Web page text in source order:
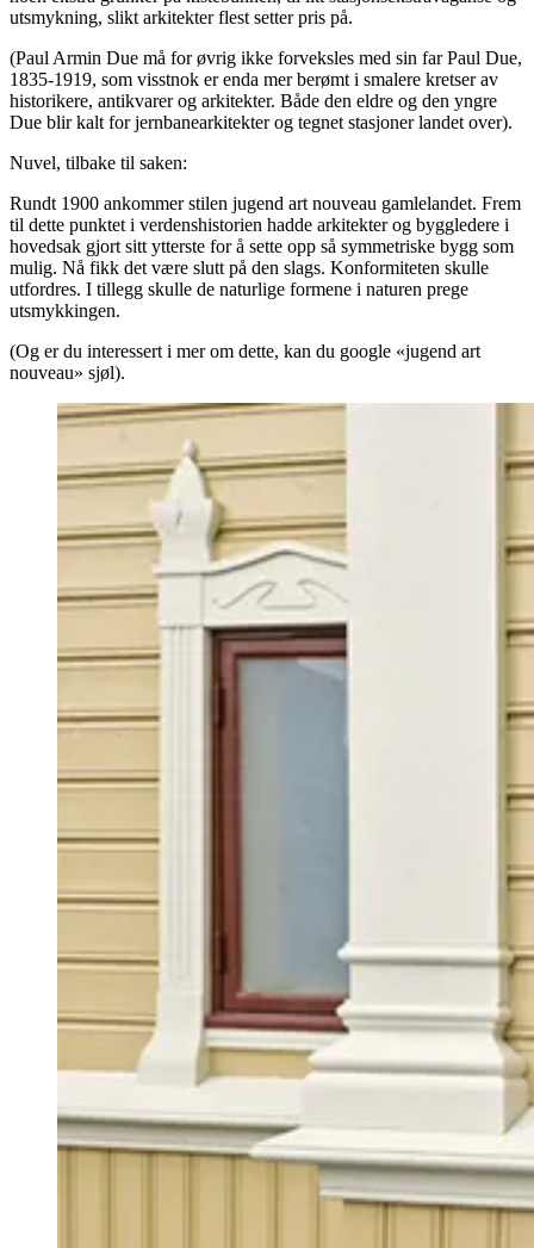
utsmykning, slikt arkitekter flest setter pris på.
(Paul Armin Due må for øvrig ikke forveksles med sin far Paul Due,
1835-1919, som visstnok er enda mer berømt i smalere kretser av
historikere, antikvarer og arkitekter. Både den eldre og den yngre
Due blir kalt for jernbanearkitekter og tegnet stasjoner landet over).
Nuvel, tilbake til saken:
Rundt 1900 ankommer stilen jugend art nouveau gamlelandet. Frem
til dette punktet i verdenshistorien hadde arkitekter og byggledere i
hovedsak gjort sitt ytterste for å sette opp så symmetriske bygg som
mulig. Nå fikk det være slutt på den slags. Konformiteten skulle
utfordres. I tillegg skulle de naturlige formene i naturen prege
utsmykkingen.
(Og er du interessert i mer om dette, kan du google «jugend art
nouveau» sjøl).